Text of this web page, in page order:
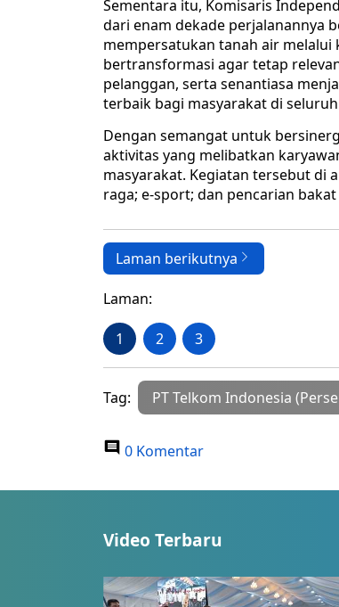
Sementara itu, Komisaris
dari enam dekade perjalanannya
mempersatukan tanah air melalui
bertransformasi agar tetap
pelanggan, serta senantiasa
terbaik bagi masyarakat di
Dengan semangat untuk
aktivitas yang melibatkan
masyarakat. Kegiatan tersebut di
raga; e-sport; dan pencarian
Laman berikutnya
Laman:
1 2 3
Tag: PT Telkom Indonesia
0 Komentar
Video Terbaru